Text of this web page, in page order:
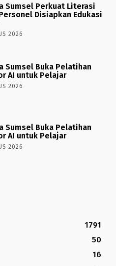
Sumsel Perkuat Literasi
Disiapkan Edukasi
2026
Sumsel Buka Pelatihan
AI untuk Pelajar
2026
Sumsel Buka Pelatihan
AI untuk Pelajar
2026
1791
50
16